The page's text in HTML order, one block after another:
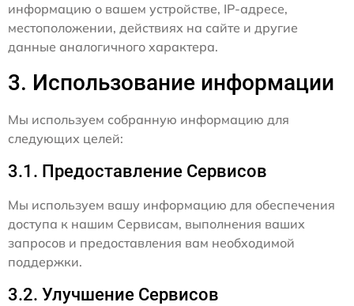
информацию о вашем устройстве, IP-адресе,
местоположении, действиях на сайте и другие
данные аналогичного характера.
3. Использование информации
Мы используем собранную информацию для
следующих целей:
3.1. Предоставление Сервисов
Мы используем вашу информацию для обеспечения
доступа к нашим Сервисам, выполнения ваших
запросов и предоставления вам необходимой
поддержки.
3.2. Улучшение Сервисов